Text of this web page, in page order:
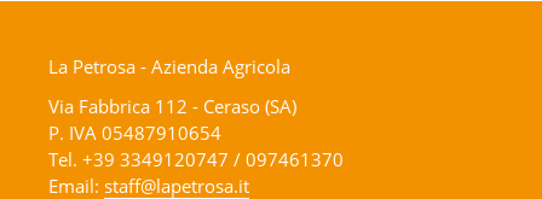
La Petrosa - Azienda Agricola
Via Fabbrica 112 - Ceraso (SA)
P. IVA 05487910654
Tel. +39 3349120747 / 097461370
Email: staff@lapetrosa.it